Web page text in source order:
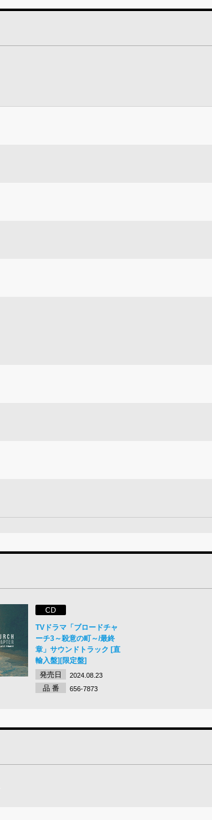
CD
TVドラマ「ブロードチャ
ーチ3～殺意の町～/最終
章」サウンドトラック [直
輸入盤][限定盤]
発売日
2024.08.23
品 番 656-7873